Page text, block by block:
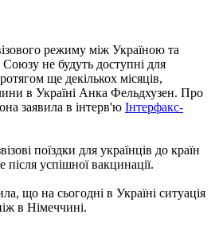
режиму між Україною та
не будуть доступні для
ще декількох місяців,
в Україні Анка Фельдхузен. Про
заявила в інтерв'ю Інтерфакс-
поїздки для українців до країн
успішної вакцинації.
що на сьогодні в Україні ситуація
в Німеччині.